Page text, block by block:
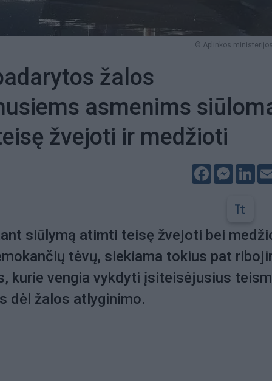
© Aplinkos
žalos
asmenims
žvejoti ir medžioti
Facebook
siūlymą atimti teisę žvejoti bei
tėvų, siekiama tokius pat
kurie vengia vykdyti įsiteisėjusius
dėl žalos atlyginimo.